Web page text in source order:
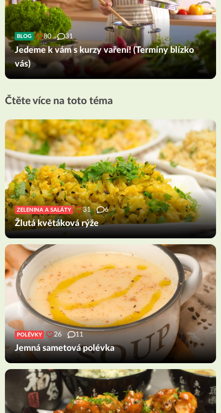
BLOG 80 31
Jedeme k vám s kurzy vaření! (Termíny blízko
vás)
Čtěte více na toto téma
ZELENINA A SALÁTY 31 6
Žlutá květáková rýže
POLÉVKY 26 11
Jemná sametová polévka